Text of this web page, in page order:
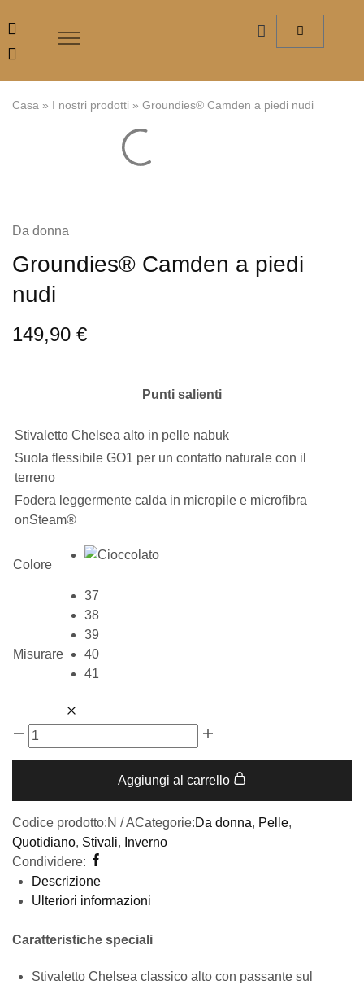
Casa » I nostri prodotti » Groundies® Camden a piedi nudi
Da donna
Groundies® Camden a piedi
nudi
149,90 €
Punti salienti
Stivaletto Chelsea alto in pelle nabuk
Suola flessibile GO1 per un contatto naturale con il
terreno
Fodera leggermente calda in micropile e microfibra
onSteam®
Colore
Misurare
37
38
39
40
41
Aggiungi al carrello
Codice prodotto:N / ACategorie:Da donna, Pelle,
Quotidiano, Stivali, Inverno
Condividere:
Descrizione
Ulteriori informazioni
Caratteristiche speciali
Stivaletto Chelsea classico alto con passante sul